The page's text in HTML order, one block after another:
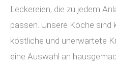
Leckereien, die zu jedem
passen. Unsere Köche sind
köstliche und unerwartete
eine Auswahl an